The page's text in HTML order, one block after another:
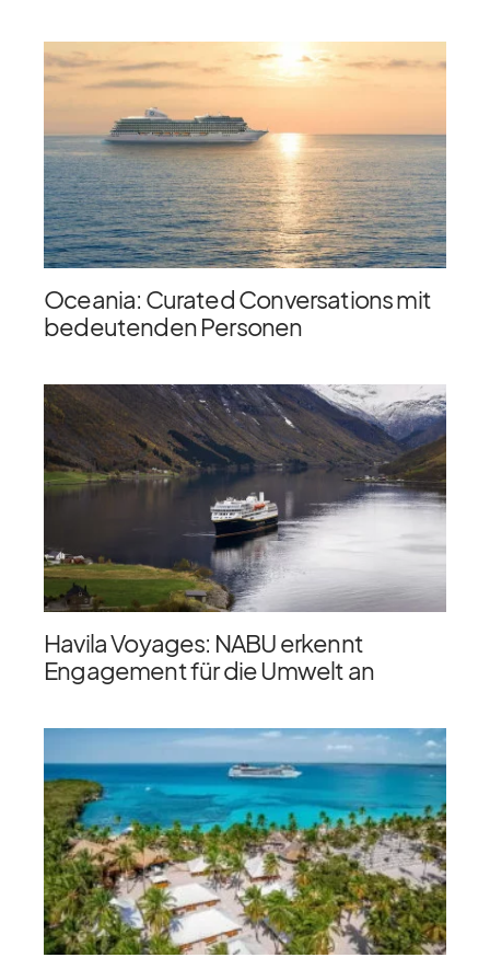
Oceania: Curated Conversations mit
bedeutenden Personen
Havila Voyages: NABU erkennt
Engagement für die Umwelt an